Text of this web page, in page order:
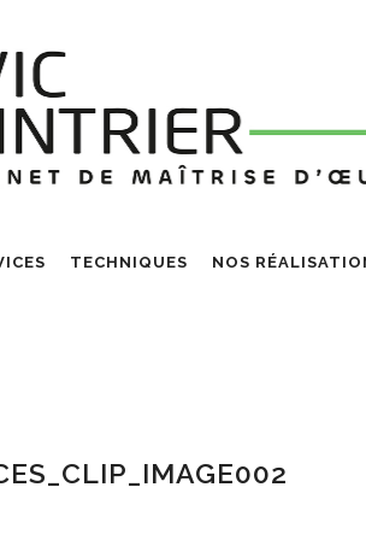
TECHNIQUES NOS